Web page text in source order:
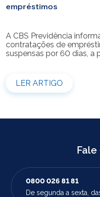
empréstimos
A CBS Previdência
contratações de
suspensas por 60 dias,
realizar novas
pelos canais
Recomendamos que os
LER ARTIGO
0800 026 81 81
De segunda a sexta,